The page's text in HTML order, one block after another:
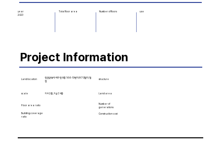
year
2023
Total floor area Number of floors use
Project Information
Land location
인천광역시 서구 연희동 166-10번지(외 70필지) 일
원
structure
scale 지하 2층, 지상 34층 Land area
Floor area ratio
Number of
generations
Building coverage
ratio
Construction cost